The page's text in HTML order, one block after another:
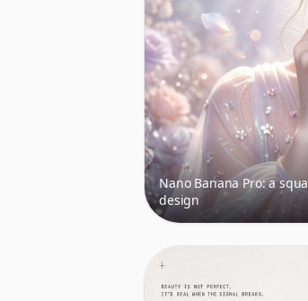
Nano Banana Pro: a
design